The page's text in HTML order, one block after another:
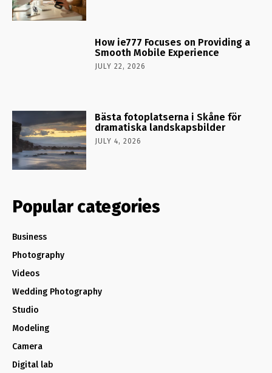
How ie777 Focuses on Providing a
Smooth Mobile Experience
JULY 22, 2026
Bästa fotoplatserna i Skåne för
dramatiska landskapsbilder
JULY 4, 2026
Popular categories
Business
Photography
Videos
Wedding Photography
Studio
Modeling
Camera
Digital lab